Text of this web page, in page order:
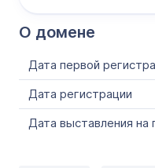
О домене
Дата первой
Дата регистрации
Дата выставления